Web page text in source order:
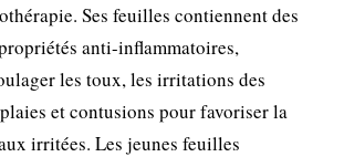
Ses feuilles contiennent des
anti-inflammatoires,
les toux, les irritations des
et contusions pour favoriser la
irritées. Les jeunes feuilles